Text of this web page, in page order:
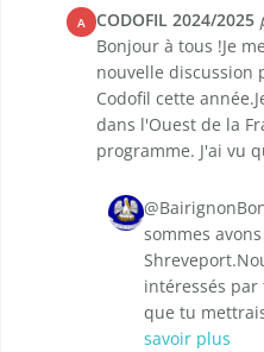
A CODOFIL 2024/2025
Bonjour à tous !Je
nouvelle discussion
Codofil cette
dans l'Ouest de la
programme. J'ai vu
sommes
intéressés par
que tu
savoir plus